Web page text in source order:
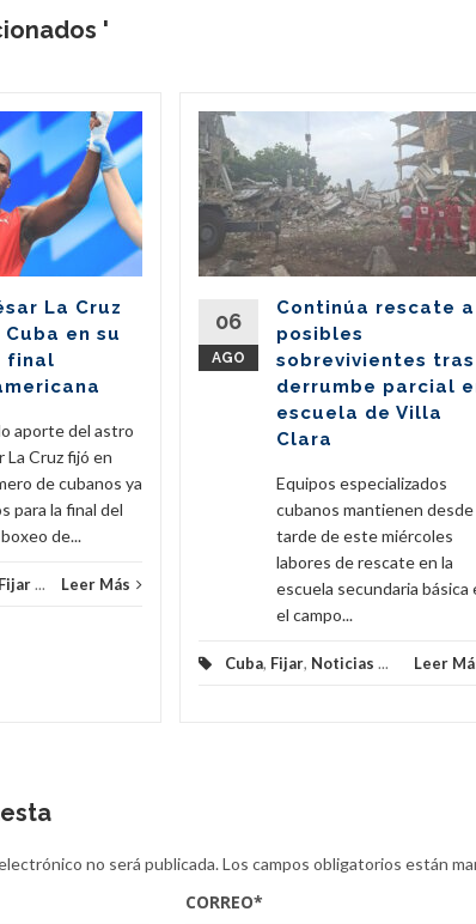
'
La Cruz
en su
final
aporte del astro
La Cruz fijó en
de cubanos ya
para la final del
de...
Fijar... Leer Más
06
AGO
Continúa rescate a
posibles
sobrevivientes tras
derrumbe parcial
escuela de Villa
Clara
Equipos especializados
cubanos mantienen desde
tarde de este miércoles
labores de rescate en la
escuela secundaria básica
el campo...
Cuba, Fijar, Noticias ... Leer
no será publicada.Los campos obligatorios están
CORREO*